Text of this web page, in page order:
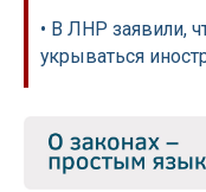
• В ЛНР заявили,
укрываться